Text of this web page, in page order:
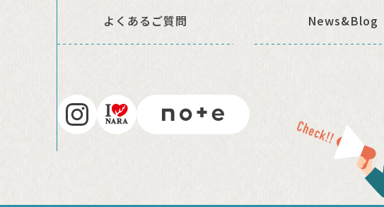
よくあるご質問 News&Blog